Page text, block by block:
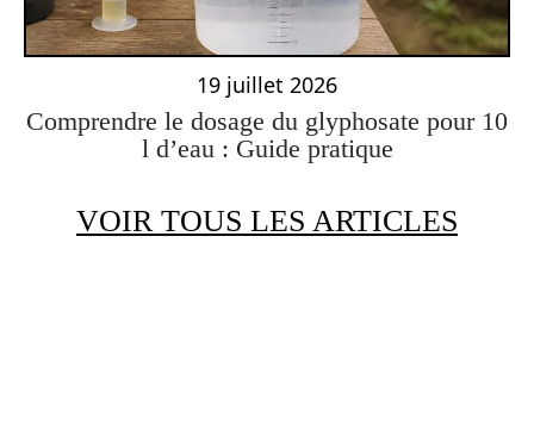
19 juillet 2026
Comprendre le dosage du glyphosate pour 10
l d’eau : Guide pratique
VOIR TOUS LES ARTICLES